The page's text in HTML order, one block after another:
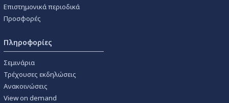
Επιστημονικά περιοδικά
Προσφορές
Πληροφορίες
Σεμινάρια
Τρέχουσες εκδηλώσεις
Ανακοινώσεις
View on demand